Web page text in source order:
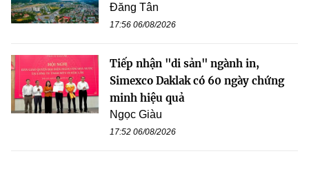
Đăng Tân
17:56 06/08/2026
Tiếp nhận "di sản" ngành in,
Simexco Daklak có 60 ngày chứng
minh hiệu quả
Ngọc Giàu
17:52 06/08/2026